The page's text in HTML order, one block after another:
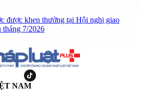
được khen thưởng tại Hội nghị giao
tháng 7/2026
NAM